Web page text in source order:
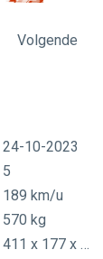
Volgende
24-10-2023
5
189 km/u
570 kg
411 x 177 x 158 cm